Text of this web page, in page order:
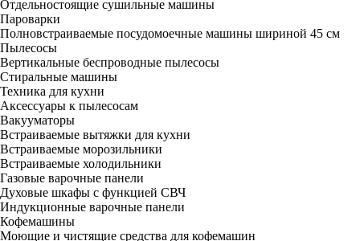
Отдельностоящие сушильные машины
Пароварки
Полновстраиваемые посудомоечные машины шириной 45 см
Пылесосы
Вертикальные беспроводные пылесосы
Стиральные машины
Техника для кухни
Аксессуары к пылесосам
Вакууматоры
Встраиваемые вытяжки для кухни
Встраиваемые морозильники
Встраиваемые холодильники
Газовые варочные панели
Духовые шкафы с функцией СВЧ
Индукционные варочные панели
Кофемашины
Моющие и чистящие средства для кофемашин